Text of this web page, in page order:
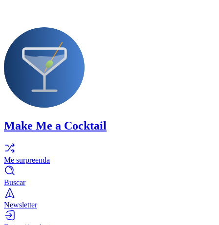
Make Me a Cocktail
Me surpreenda
Buscar
Newsletter